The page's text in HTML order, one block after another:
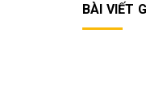
BÀI VIẾT